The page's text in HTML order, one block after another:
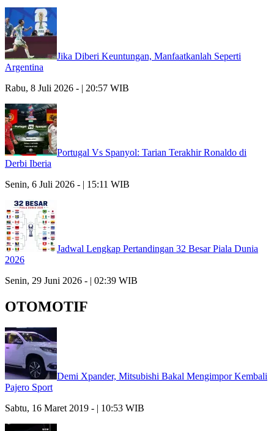
Jika Diberi Keuntungan, Manfaatkanlah Seperti
Argentina
Rabu, 8 Juli 2026 - | 20:57 WIB
Portugal Vs Spanyol: Tarian Terakhir Ronaldo di
Derbi Iberia
Senin, 6 Juli 2026 - | 15:11 WIB
Jadwal Lengkap Pertandingan 32 Besar Piala Dunia
2026
Senin, 29 Juni 2026 - | 02:39 WIB
OTOMOTIF
Demi Xpander, Mitsubishi Bakal Mengimpor Kembali
Pajero Sport
Sabtu, 16 Maret 2019 - | 10:53 WIB